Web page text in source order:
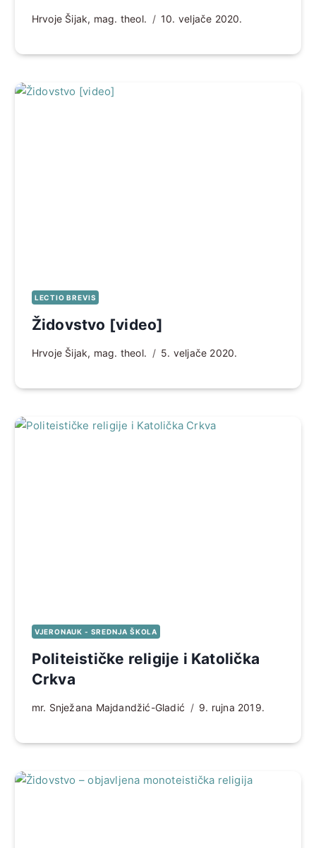
Hrvoje Šijak, mag. theol. 10. veljače 2020.
LECTIO BREVIS
Židovstvo [video]
Hrvoje Šijak, mag. theol. 5. veljače 2020.
VJERONAUK - SREDNJA ŠKOLA
Politeističke religije i Katolička
Crkva
mr. Snježana Majdandžić-Gladić 9. rujna 2019.